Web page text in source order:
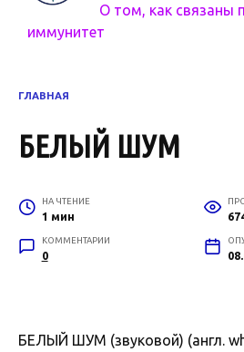
О том, как связаны
иммунитет
ГЛАВНАЯ
БЕЛЫЙ ШУМ
НА ЧТЕНИЕ
1 мин
КОММЕНТАРИИ
0
БЕЛЫЙ ШУМ (звуковой) (англ.